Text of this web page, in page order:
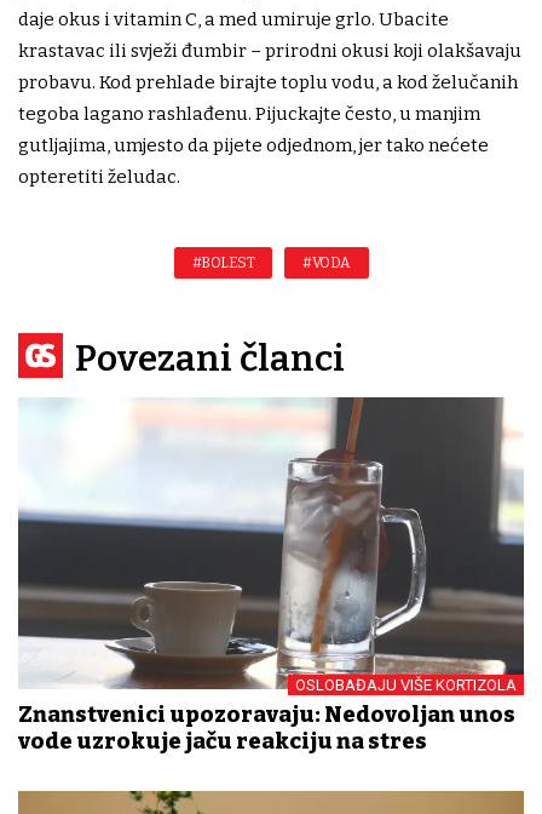
daje okus i vitamin C, a med umiruje grlo. Ubacite
krastavac ili svježi đumbir – prirodni okusi koji olakšavaju
probavu. Kod prehlade birajte toplu vodu, a kod želučanih
tegoba lagano rashlađenu. Pijuckajte često, u manjim
gutljajima, umjesto da pijete odjednom, jer tako nećete
opteretiti želudac.
#BOLEST #VODA
Povezani članci
OSLOBAĐAJU VIŠE KORTIZOLA
Znanstvenici upozoravaju: Nedovoljan unos
vode uzrokuje jaču reakciju na stres